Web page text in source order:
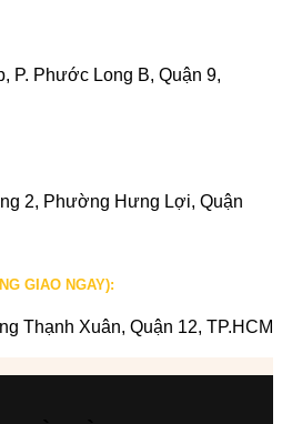
P. Phước Long B, Quận 9,
2, Phường Hưng Lợi, Quận
GIAO NGAY):
Thạnh Xuân, Quận 12, TP.HCM